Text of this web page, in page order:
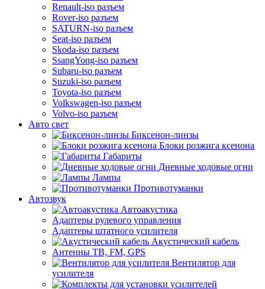
Renault-iso разъем
Rover-iso разъем
SATURN-iso разъем
Seat-iso разъем
Skoda-iso разъем
SsangYong-iso разъем
Subaru-iso разъем
Suzuki-iso разъем
Toyota-iso разъем
Volkswagen-iso разъем
Volvo-iso разъем
Авто свет
Биксенон-линзы
Блоки розжига ксенона
Габариты
Дневные ходовые огни
Лампы
Противотуманки
Автозвук
Автоакустика
Адаптеры рулевого управления
Адаптеры штатного усилителя
Акустический кабель
Антенны ТВ, FM, GPS
Вентилятор для
усилителя